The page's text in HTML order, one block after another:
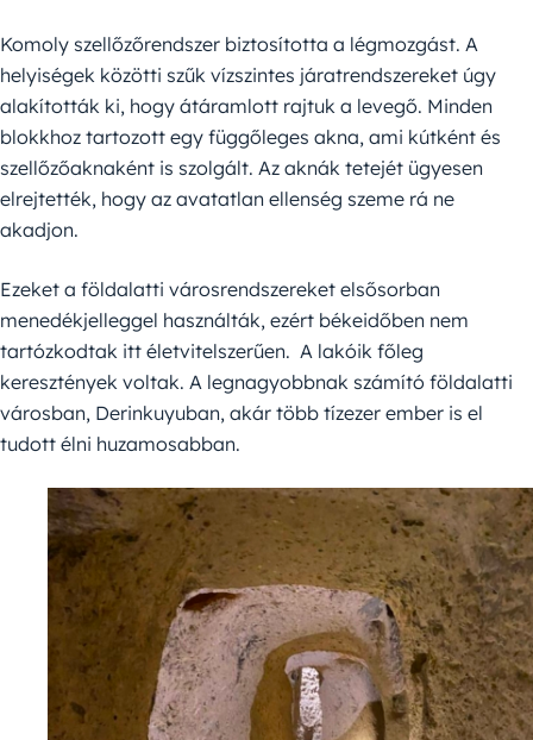
Komoly szellőzőrendszer biztosította a légmozgást. A
helyiségek közötti szűk vízszintes járatrendszereket úgy
alakították ki, hogy átáramlott rajtuk a levegő. Minden
blokkhoz tartozott egy függőleges akna, ami kútként és
szellőzőaknaként is szolgált. Az aknák tetejét ügyesen
elrejtették, hogy az avatatlan ellenség szeme rá ne
akadjon.
Ezeket a földalatti városrendszereket elsősorban
menedékjelleggel használták, ezért békeidőben nem
tartózkodtak itt életvitelszerűen. A lakóik főleg
keresztények voltak. A legnagyobbnak számító földalatti
városban, Derinkuyuban, akár több tízezer ember is el
tudott élni huzamosabban.